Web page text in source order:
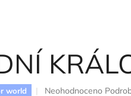
world
Průměrné
Neohodnoceno